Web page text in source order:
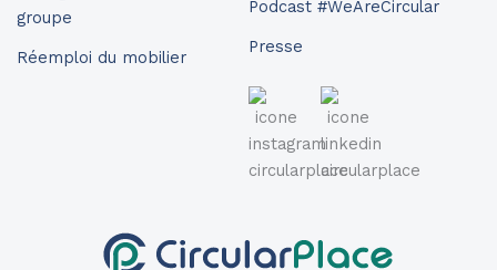
groupe
Réemploi du mobilier
Podcast #WeAreCircular
Presse